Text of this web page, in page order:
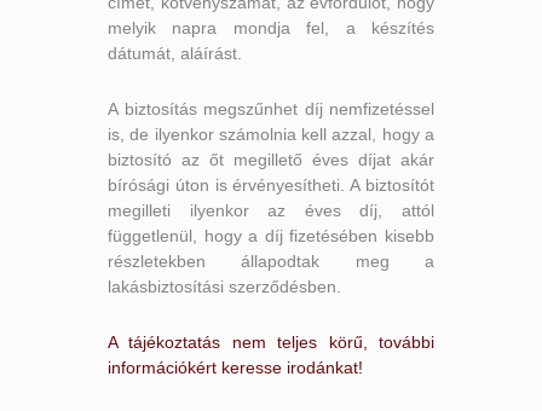
melyik napra mondja fel, a készítés
dátumát, aláírást.
A biztosítás megszűnhet díj nemfizetéssel
is, de ilyenkor számolnia kell azzal, hogy a
biztosító az őt megillető éves díjat akár
bírósági úton is érvényesítheti. A biztosítót
megilleti ilyenkor az éves díj, attól
függetlenül, hogy a díj fizetésében kisebb
részletekben állapodtak meg a
lakásbiztosítási szerződésben.
A tájékoztatás nem teljes körű, további
információkért keresse irodánkat!